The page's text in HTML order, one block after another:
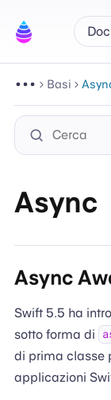
Basi
Async
Async
Swift 5.5 ha
sotto forma di
di prima classe
applicazioni